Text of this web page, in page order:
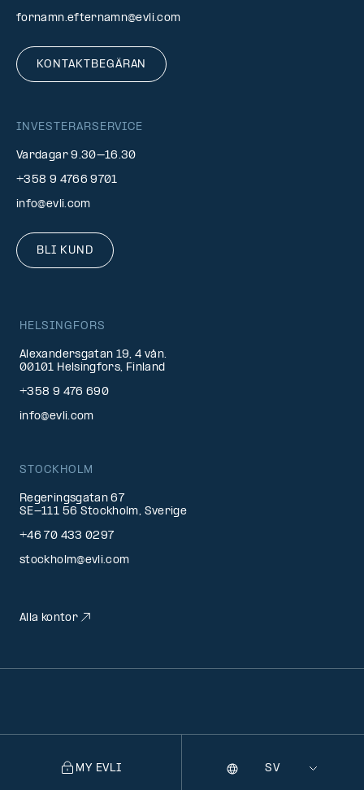
fornamn.efternamn@evli.com
KONTAKTBEGÄRAN
INVESTERARSERVICE
Vardagar 9.30–16.30
+358 9 4766 9701
info@evli.com
BLI KUND
HELSINGFORS
Alexandersgatan 19, 4 vån.
00101 Helsingfors, Finland
+358 9 476 690
info@evli.com
STOCKHOLM
Regeringsgatan 67
SE-111 56 Stockholm, Sverige
+46 70 433 0297
stockholm@evli.com
Alla kontor
MY EVLI
Selecting
Språk